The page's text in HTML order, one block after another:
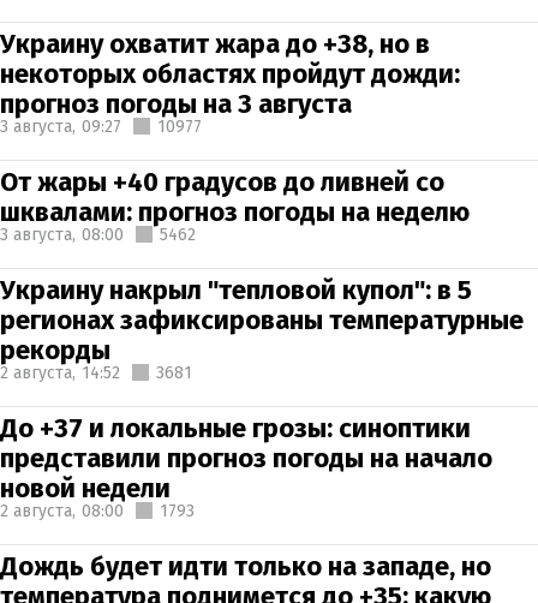
Украину охватит жара до +38, но в
некоторых областях пройдут дожди:
прогноз погоды на 3 августа
3 августа, 09:27 10977
От жары +40 градусов до ливней со
шквалами: прогноз погоды на неделю
3 августа, 08:00 5462
Украину накрыл "тепловой купол": в 5
регионах зафиксированы температурные
рекорды
2 августа, 14:52 3681
До +37 и локальные грозы: синоптики
представили прогноз погоды на начало
новой недели
2 августа, 08:00 1793
Дождь будет идти только на западе, но
температура поднимется до +35: какую